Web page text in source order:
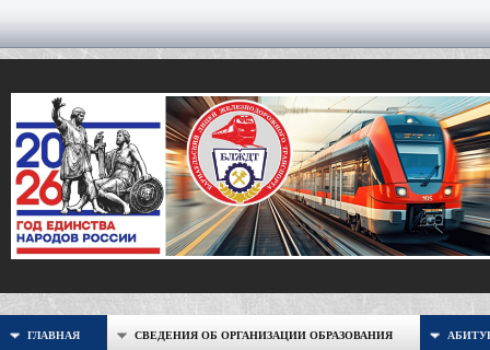
ГЛАВНАЯ СВЕДЕНИЯ ОБ ОРГАНИЗАЦИИ ОБРАЗОВАНИЯ